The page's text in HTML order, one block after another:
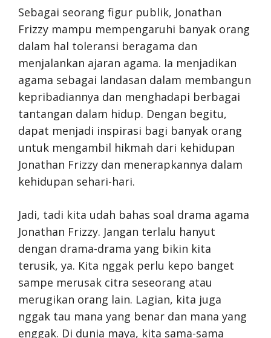
Sebagai seorang figur publik, Jonathan
Frizzy mampu mempengaruhi banyak orang
dalam hal toleransi beragama dan
menjalankan ajaran agama. Ia menjadikan
agama sebagai landasan dalam membangun
kepribadiannya dan menghadapi berbagai
tantangan dalam hidup. Dengan begitu,
dapat menjadi inspirasi bagi banyak orang
untuk mengambil hikmah dari kehidupan
Jonathan Frizzy dan menerapkannya dalam
kehidupan sehari-hari.
Jadi, tadi kita udah bahas soal drama agama
Jonathan Frizzy. Jangan terlalu hanyut
dengan drama-drama yang bikin kita
terusik, ya. Kita nggak perlu kepo banget
sampe merusak citra seseorang atau
merugikan orang lain. Lagian, kita juga
nggak tau mana yang benar dan mana yang
enggak. Di dunia maya, kita sama-sama